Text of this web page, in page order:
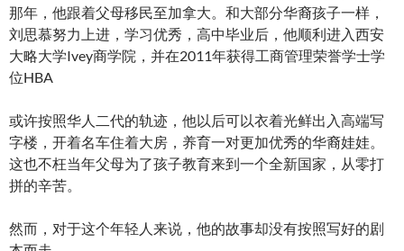
那年，他跟着父母移民至加拿大。和大部分华裔孩子一样，
刘思慕努力上进，学习优秀，高中毕业后，他顺利进入西安
大略大学Ivey商学院，并在2011年获得工商管理荣誉学士学
位HBA
或许按照华人二代的轨迹，他以后可以衣着光鲜出入高端写
字楼，开着名车住着大房，养育一对更加优秀的华裔娃娃。
这也不枉当年父母为了孩子教育来到一个全新国家，从零打
拼的辛苦。
然而，对于这个年轻人来说，他的故事却没有按照写好的剧